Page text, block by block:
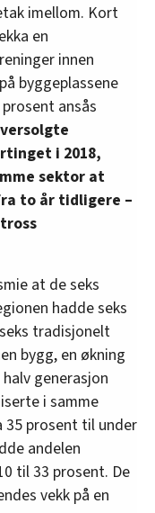
imellom. Kort
en
innen
byggeplassene
ansås
i 2018,
sektor at
to år tidligere –
at de seks
hadde seks
tradisjonelt
bygg, en økning
generasjon
i samme
35 prosent til under
andelen
til 33 prosent. De
vekk på en